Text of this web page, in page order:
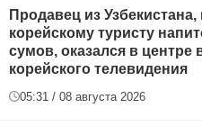
Продавец из
корейскому туристу
сумов, оказался в центре
корейского телевидения
05:31 / 08 августа 2026